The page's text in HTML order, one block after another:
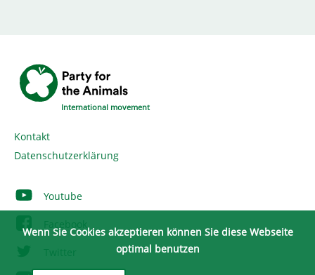
International movement
Kontakt
Datenschutzerklärung
Youtube
Facebook
Twitter
Wenn Sie Cookies akzeptieren können Sie diese Webseite
optimal benutzen